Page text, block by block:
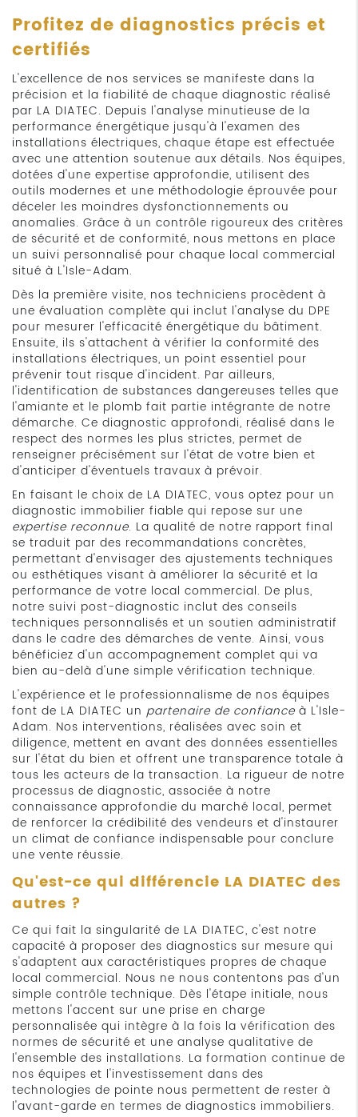
Profitez de diagnostics précis et
certifiés
L'excellence de nos services se manifeste dans la
précision et la fiabilité de chaque diagnostic réalisé
par LA DIATEC. Depuis l'analyse minutieuse de la
performance énergétique jusqu'à l'examen des
installations électriques, chaque étape est effectuée
avec une attention soutenue aux détails. Nos équipes,
dotées d'une expertise approfondie, utilisent des
outils modernes et une méthodologie éprouvée pour
déceler les moindres dysfonctionnements ou
anomalies. Grâce à un contrôle rigoureux des critères
de sécurité et de conformité, nous mettons en place
un suivi personnalisé pour chaque local commercial
situé à L'Isle-Adam.
Dès la première visite, nos techniciens procèdent à
une évaluation complète qui inclut l'analyse du DPE
pour mesurer l'efficacité énergétique du bâtiment.
Ensuite, ils s'attachent à vérifier la conformité des
installations électriques, un point essentiel pour
prévenir tout risque d'incident. Par ailleurs,
l'identification de substances dangereuses telles que
l'amiante et le plomb fait partie intégrante de notre
démarche. Ce diagnostic approfondi, réalisé dans le
respect des normes les plus strictes, permet de
renseigner précisément sur l'état de votre bien et
d'anticiper d'éventuels travaux à prévoir.
En faisant le choix de LA DIATEC, vous optez pour un
diagnostic immobilier fiable qui repose sur une
expertise reconnue. La qualité de notre rapport final
se traduit par des recommandations concrètes,
permettant d'envisager des ajustements techniques
ou esthétiques visant à améliorer la sécurité et la
performance de votre local commercial. De plus,
notre suivi post-diagnostic inclut des conseils
techniques personnalisés et un soutien administratif
dans le cadre des démarches de vente. Ainsi, vous
bénéficiez d'un accompagnement complet qui va
bien au-delà d'une simple vérification technique.
L'expérience et le professionnalisme de nos équipes
font de LA DIATEC un partenaire de confiance à L'Isle-
Adam. Nos interventions, réalisées avec soin et
diligence, mettent en avant des données essentielles
sur l'état du bien et offrent une transparence totale à
tous les acteurs de la transaction. La rigueur de notre
processus de diagnostic, associée à notre
connaissance approfondie du marché local, permet
de renforcer la crédibilité des vendeurs et d'instaurer
un climat de confiance indispensable pour conclure
une vente réussie.
Qu'est-ce qui différencie LA DIATEC des
autres ?
Ce qui fait la singularité de LA DIATEC, c'est notre
capacité à proposer des diagnostics sur mesure qui
s'adaptent aux caractéristiques propres de chaque
local commercial. Nous ne nous contentons pas d'un
simple contrôle technique. Dès l'étape initiale, nous
mettons l'accent sur une prise en charge
personnalisée qui intègre à la fois la vérification des
normes de sécurité et une analyse qualitative de
l'ensemble des installations. La formation continue de
nos équipes et l'investissement dans des
technologies de pointe nous permettent de rester à
l'avant-garde en termes de diagnostics immobiliers.